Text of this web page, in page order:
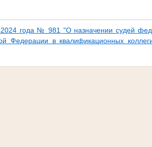
года № 981 "О назначении судей
Федерации в квалификационных